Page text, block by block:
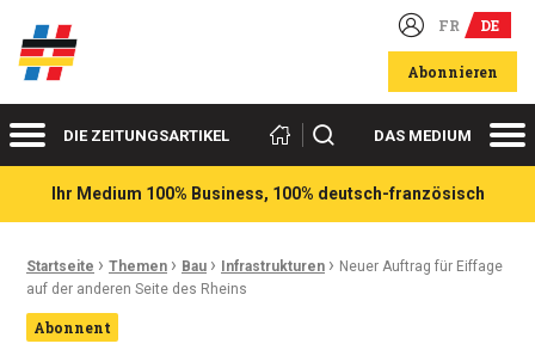
Deutsch-französische Wirtschaftsakteure FR DE
Abonnieren
MenüDIE ZEITUNGSARTIKEL Suchen DAS MEDIUM
Ihr Medium 100% Business, 100% deutsch-französisch
Ariadnefaden:
Startseite › Themen › Bau › Infrastrukturen › Neuer Auftrag für Eiffage
auf der anderen Seite des Rheins
Abonnent